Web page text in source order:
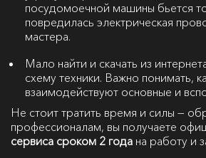
посудомоечной машины бьется
повредилась электрическая
мастера.
Мало найти и скачать из
схему техники. Важно понимать,
взаимодействуют основные и
Не стоит тратить время и силы —
профессионалам, вы получаете
сервиса сроком 2 года на работу и